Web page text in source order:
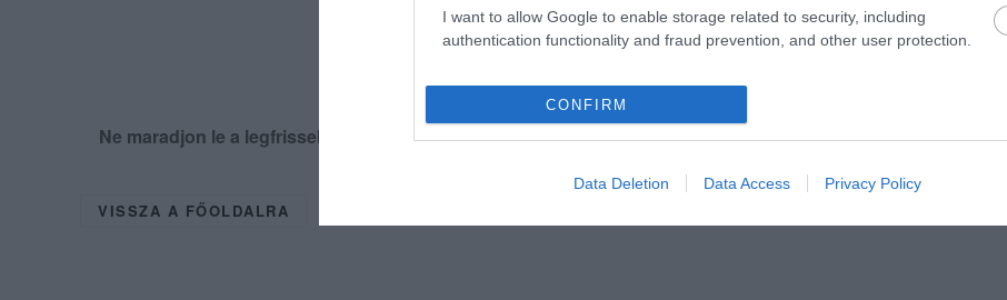
I want to allow Google to enable storage related to security, including
authentication functionality and fraud prevention, and other user protection.
CONFIRM
Data Deletion Data Access Privacy Policy
Ne maradjon le a legfrissebb hírekről, kövessen bennünket az EGRI ÜGYEK Google Hírek oldalán!
VISSZA A FŐOLDALRA